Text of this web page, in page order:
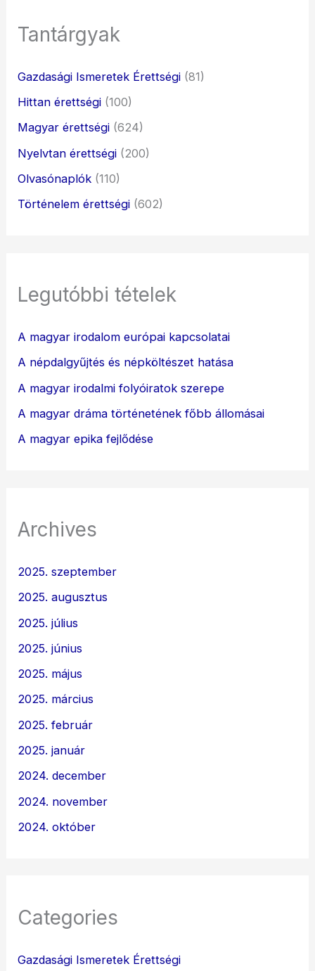
Tantárgyak
Gazdasági Ismeretek Érettségi (81)
Hittan érettségi (100)
Magyar érettségi (624)
Nyelvtan érettségi (200)
Olvasónaplók (110)
Történelem érettségi (602)
Legutóbbi tételek
A magyar irodalom európai kapcsolatai
A népdalgyűjtés és népköltészet hatása
A magyar irodalmi folyóiratok szerepe
A magyar dráma történetének főbb állomásai
A magyar epika fejlődése
Archives
2025. szeptember
2025. augusztus
2025. július
2025. június
2025. május
2025. március
2025. február
2025. január
2024. december
2024. november
2024. október
Categories
Gazdasági Ismeretek Érettségi